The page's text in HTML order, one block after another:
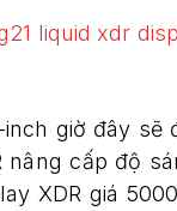
inch giờ đây
nâng cấp độ
XDR giá